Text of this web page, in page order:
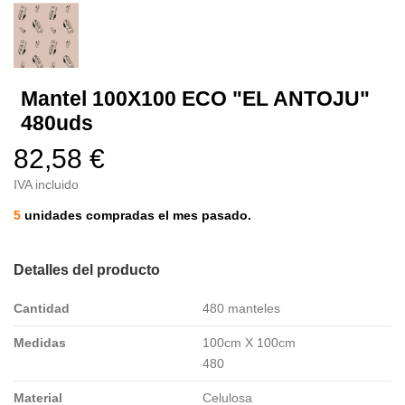
Mantel 100X100 ECO "EL ANTOJU"
480uds
82,58 €
IVA incluido
5 unidades compradas el mes pasado.
Detalles del producto
Cantidad 480 manteles
Medidas
100cm X 100cm
480
Material Celulosa